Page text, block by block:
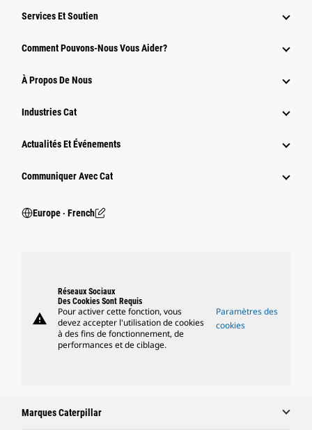
Services Et Soutien
Comment Pouvons-Nous Vous Aider?
À Propos De Nous
Industries Cat
Actualités Et Événements
Communiquer Avec Cat
Europe ‧ French
warning
Réseaux Sociaux
Des Cookies Sont Requis
Pour activer cette fonction, vous
devez accepter l'utilisation de cookies
à des fins de fonctionnement, de
performances et de ciblage.
Paramètres des
cookies
Marques Caterpillar